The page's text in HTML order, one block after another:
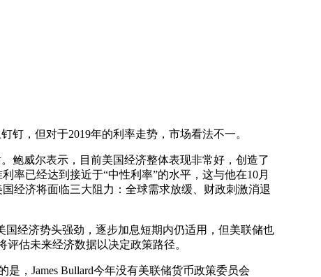
，但对于2019年的利率走势，市场看法不一。
威尔表示，目前美国经济整体表现非常好，创造了
率已经达到接近于“中性利率”的水平，这与他在10月
经济将面临三大阻力：全球需求放缓、财政刺激消退
经济势头强劲，逐步加息短期内仍适用，但美联储也
估未来经济数据以决定政策路径。
，James Bullard今年没有美联储货币政策委员会